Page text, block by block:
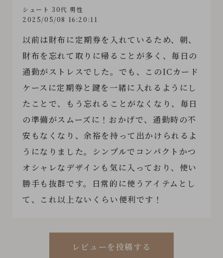
シュート 30代 男性
2025/05/08 16:20:11
以前は財布に定期券を入れているため、朝、
財布を忘れて取りに帰ることが多く、毎日の
通勤がストレスでした。でも、このICカード
ケースに定期券と鍵を一緒に入れるようにし
たことで、もう忘れることがなくなり、毎日
の準備がスムーズに！おかげで、通勤時の不
安もなくなり、余裕を持って出かけられるよ
うになりました。シンプルでコンパクトかつ
オシャレなデザインも気に入っており、使い
勝手も抜群です。日常的に使うアイテムとし
て、これ以上ないくらい便利です！
レビューを投稿する